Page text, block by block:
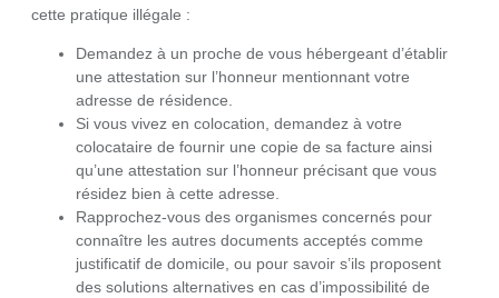
cette pratique illégale :
Demandez à un proche de vous hébergeant d’établir
une attestation sur l’honneur mentionnant votre
adresse de résidence.
Si vous vivez en colocation, demandez à votre
colocataire de fournir une copie de sa facture ainsi
qu’une attestation sur l’honneur précisant que vous
résidez bien à cette adresse.
Rapprochez-vous des organismes concernés pour
connaître les autres documents acceptés comme
justificatif de domicile, ou pour savoir s’ils proposent
des solutions alternatives en cas d’impossibilité de